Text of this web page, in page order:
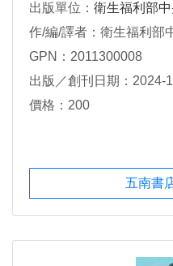
出版單位： 衛生福利部
作/編/譯者：衛生福利部
GPN：2011300008
出版／創刊日期：2024-
價格：200
五南書